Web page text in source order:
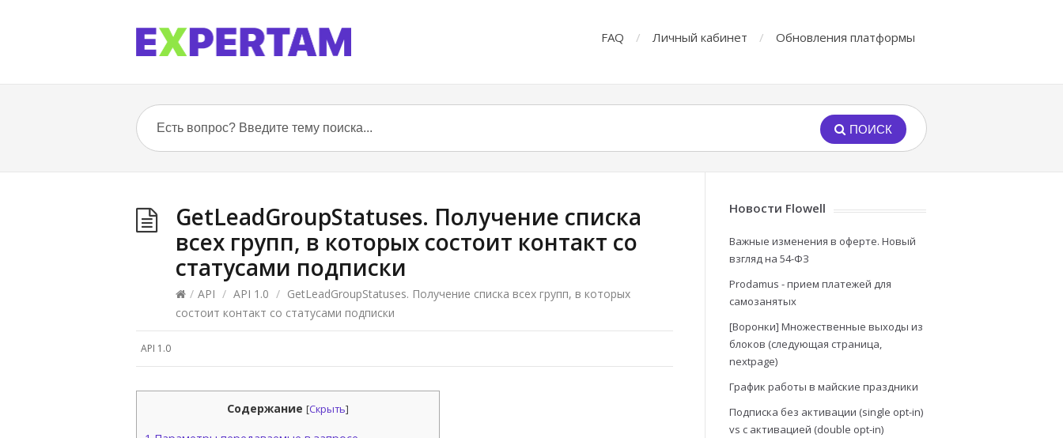
FAQ Личный кабинет Обновления платформы
ПОИСК
GetLeadGroupStatuses. Получение списка
всех групп, в которых состоит контакт со
статусами подписки
/ API / API 1.0 / GetLeadGroupStatuses. Получение списка всех групп, в которых
состоит контакт со статусами подписки
API 1.0
Содержание [Скрыть]
Новости Flowell
Важные изменения в оферте. Новый
взгляд на 54-ФЗ
Prodamus - прием платежей для
самозанятых
[Воронки] Множественные выходы из
блоков (следующая страница,
nextpage)
График работы в майские праздники
Подписка без активации (single opt-in)
vs с активацией (double opt-in)